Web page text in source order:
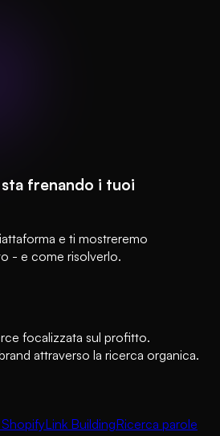
frenando i tuoi
e ti mostreremo
- e come risolverlo.
focalizzata sul profitto.
attraverso la ricerca organica.
Link BuildingRicerca parole